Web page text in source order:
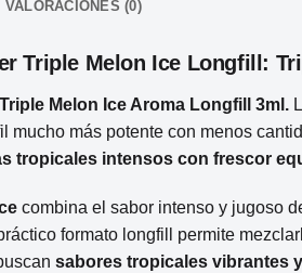
VALORACIONES (0)
Triple Melon Ice Longfill:
Melon Ice Aroma Longfill 3ml.
mucho más potente con menos
tropicales intensos con frescor
combina el sabor intenso y jugoso
formato longfill permite
sabores tropicales vibrantes